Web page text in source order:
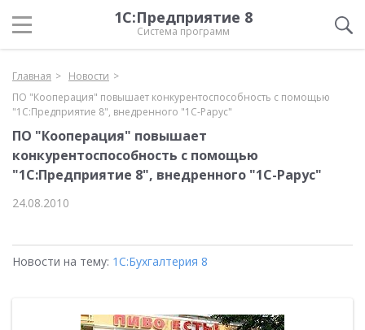
1С:Предприятие 8
Система программ
Главная
Новости
ПО "Кооперация" повышает конкурентоспособность с помощью
"1С:Предприятие 8", внедренного "1С-Рарус"
ПО "Кооперация" повышает
конкурентоспособность с помощью
"1С:Предприятие 8", внедренного "1С-Рарус"
24.08.2010
Новости на тему: 1С:Бухгалтерия 8